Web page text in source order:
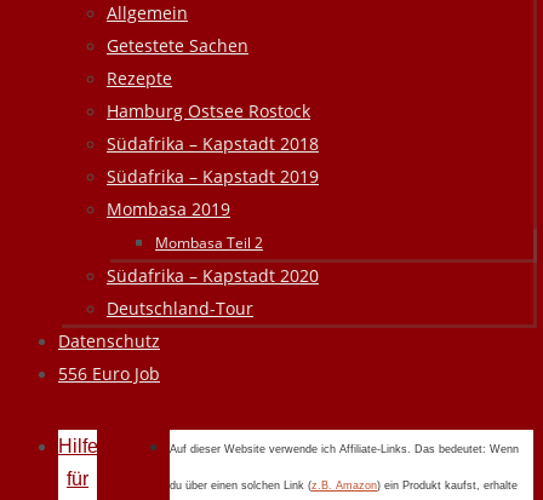
Allgemein
Getestete Sachen
Rezepte
Hamburg Ostsee Rostock
Südafrika – Kapstadt 2018
Südafrika – Kapstadt 2019
Mombasa 2019
Mombasa Teil 2
Südafrika – Kapstadt 2020
Deutschland-Tour
Datenschutz
556 Euro Job
Hilfe
für
Auf dieser Website verwende ich Affiliate-Links. Das bedeutet: Wenn
du über einen solchen Link (z.B. Amazon) ein Produkt kaufst, erhalte